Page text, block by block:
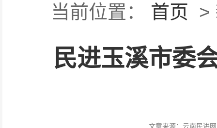
当前位置： 首页 >
民进玉溪市委
文章来源： 云南民进网